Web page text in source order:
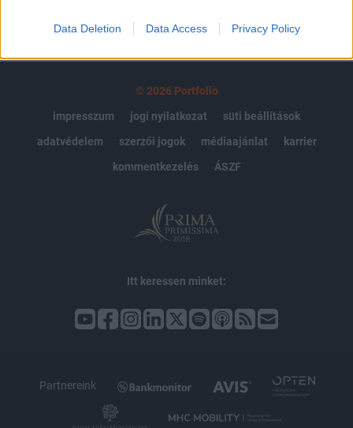
Data Deletion Data Access Privacy Policy
© 2026 Portfolio
impresszum
jogi nyilatkozat
süti beállítások
adatvédelem
szerzői jogok médiaajánlat
karrier
kommentkezelés
ÁSZF
Itt keressen minket:
Partnereink